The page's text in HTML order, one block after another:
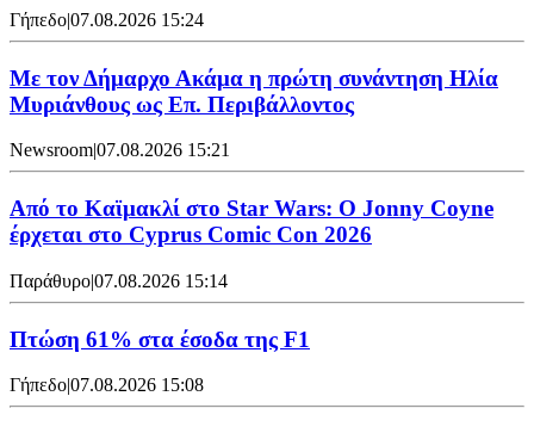
Γήπεδο|07.08.2026 15:24
Με τον Δήμαρχο Ακάμα η πρώτη συνάντηση Ηλία
Μυριάνθους ως Επ. Περιβάλλοντος
Newsroom|07.08.2026 15:21
Από το Καϊμακλί στο Star Wars: Ο Jonny Coyne
έρχεται στο Cyprus Comic Con 2026
Παράθυρο|07.08.2026 15:14
Πτώση 61% στα έσοδα της F1
Γήπεδο|07.08.2026 15:08